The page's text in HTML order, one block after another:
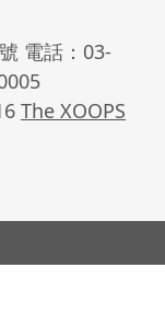
The XOOPS